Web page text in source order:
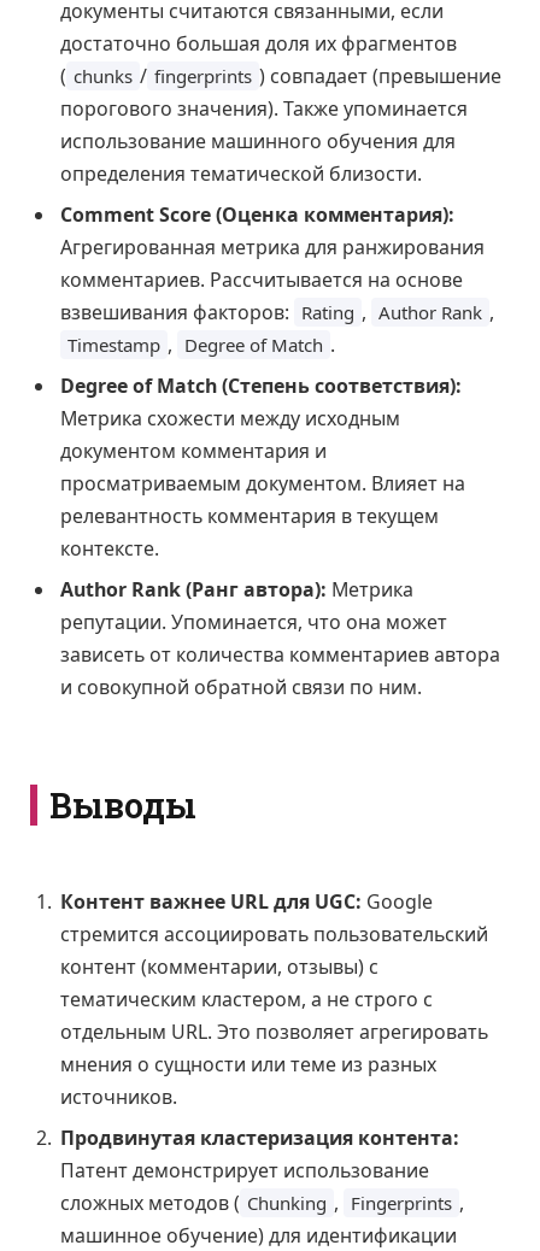
документы считаются связанными, если
достаточно большая доля их фрагментов
( chunks / fingerprints ) совпадает (превышение
порогового значения). Также упоминается
использование машинного обучения для
определения тематической близости.
Comment Score (Оценка комментария):
Агрегированная метрика для ранжирования
комментариев. Рассчитывается на основе
взвешивания факторов: Rating , Author Rank ,
Timestamp , Degree of Match .
Degree of Match (Степень соответствия):
Метрика схожести между исходным
документом комментария и
просматриваемым документом. Влияет на
релевантность комментария в текущем
контексте.
Author Rank (Ранг автора): Метрика
репутации. Упоминается, что она может
зависеть от количества комментариев автора
и совокупной обратной связи по ним.
Выводы
Контент важнее URL для UGC: Google
стремится ассоциировать пользовательский
контент (комментарии, отзывы) с
тематическим кластером, а не строго с
отдельным URL. Это позволяет агрегировать
мнения о сущности или теме из разных
источников.
Продвинутая кластеризация контента:
Патент демонстрирует использование
сложных методов ( Chunking , Fingerprints ,
машинное обучение) для идентификации